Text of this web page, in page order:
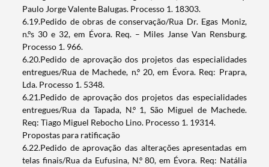
Paulo Jorge Valente Balugas. Processo 1. 18303.
6.19.Pedido de obras de conservação/Rua Dr. Egas Moniz,
n.ºs 30 e 32, em Évora. Req. – Miles Janse Van Rensburg.
Processo 1. 966.
6.20.Pedido de aprovação dos projetos das especialidades
entregues/Rua de Machede, n.º 20, em Évora. Req: Prapra,
Lda. Processo 1. 5348.
6.21.Pedido de aprovação dos projetos das especialidades
entregues/Rua da Tapada, N.º 1, São Miguel de Machede.
Req: Tiago Miguel Rebocho Lino. Processo 1. 19314.
Propostas para ratificação
6.22.Pedido de aprovação das alterações apresentadas em
telas finais/Rua da Eufusina, N.º 80, em Évora. Req: Natália